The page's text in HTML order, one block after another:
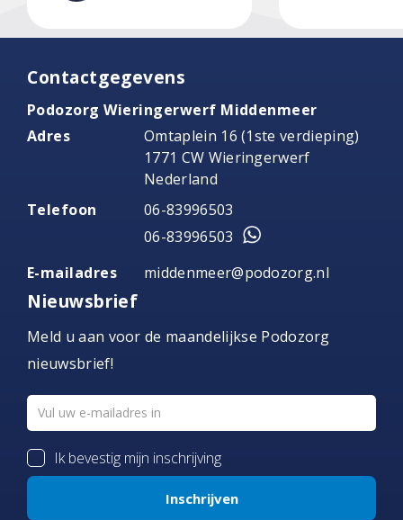
Contactgegevens
Podozorg Wieringerwerf Middenmeer
Adres
Omtaplein 16 (1ste verdieping)
1771 CW Wieringerwerf
Nederland
Telefoon
06-83996503
06-83996503
E-mailadres
middenmeer@podozorg.nl
Nieuwsbrief
Meld u aan voor de maandelijkse Podozorg
nieuwsbrief!